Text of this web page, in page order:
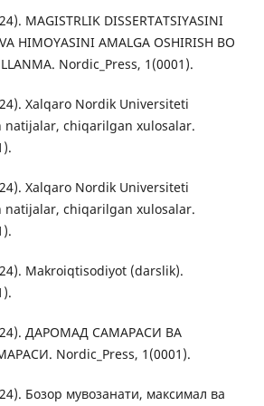
MAGISTRLIK DISSERTATSIYASINI
HIMOYASINI AMALGA OSHIRISH BO
Nordic_Press, 1(0001).
Xalqaro Nordik Universiteti
chiqarilgan xulosalar.
Xalqaro Nordik Universiteti
chiqarilgan xulosalar.
Makroiqtisodiyot (darslik).
ДАРОМАД САМАРАСИ ВА
Nordic_Press, 1(0001).
Бозор мувозанати, максимал ва